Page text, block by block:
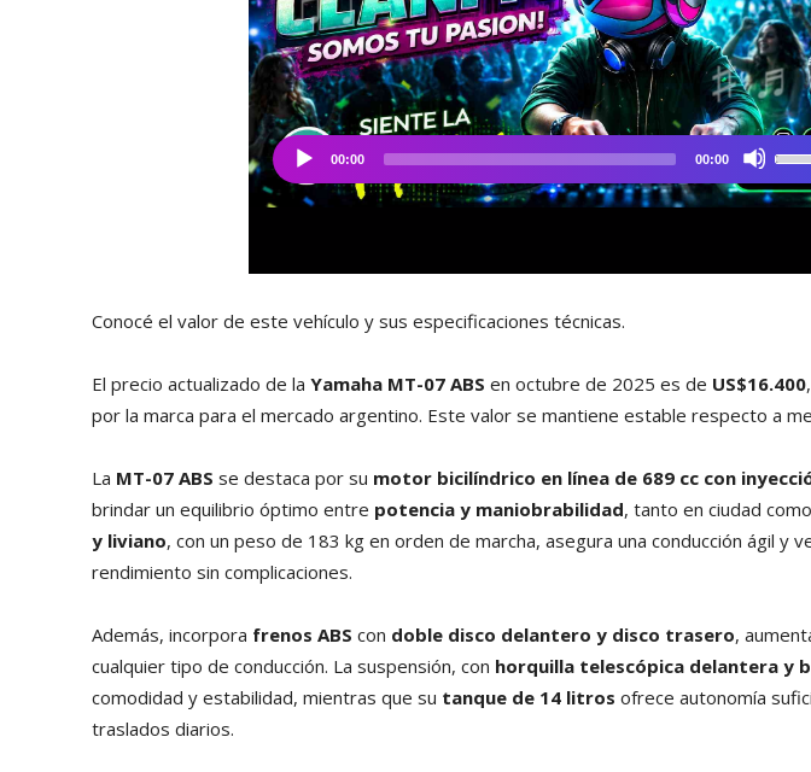
Conocé el valor de este vehículo y sus especificaciones técnicas.
El precio actualizado de la Yamaha MT-07 ABS en octubre de 2025 es de US$16.400
por la marca para el mercado argentino. Este valor se mantiene estable respecto a
La MT-07 ABS se destaca por su motor bicilíndrico en línea de 689 cc con
brindar un equilibrio óptimo entre potencia y maniobrabilidad, tanto en ciudad
y liviano, con un peso de 183 kg en orden de marcha, asegura una conducción ágil y
rendimiento sin complicaciones.
Además, incorpora frenos ABS con doble disco delantero y disco trasero,
cualquier tipo de conducción. La suspensión, con horquilla telescópica delantera y
comodidad y estabilidad, mientras que su tanque de 14 litros ofrece autonomía
traslados diarios.